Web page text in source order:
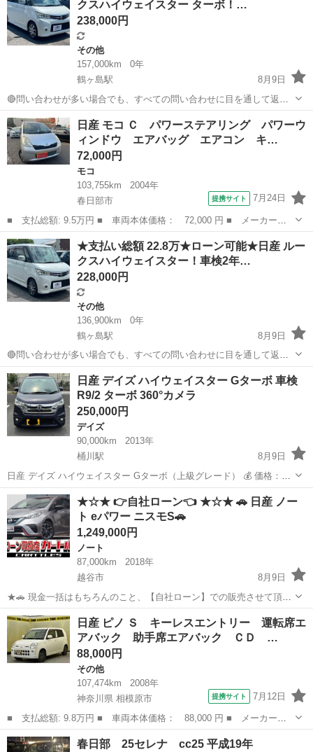
会社による審査...クスハイウェイスター ターボ！…
238,000円
その他
157,000km
0年
鶴ヶ島駅
8月9日
🔴問い合わせが多い場合でも、すべての問い合わせに目を通して返信
しておりますので、気にせずお気軽にお問い合わせください😊 ◆出品
番号◆ M6G0815 ◆支払い総額◆ 23.8万円 ローン可能！ 提携ローン
会社による審査...
埼玉 川越市 鶴ヶ島駅 その他
日産 モコ Ｃ パワーステアリング パワーウ
ィンドウ エアバッグ エアコン キ…
72,000円
モコ
103,755km
2004年
春日部市
提携サイト 7月24日
■ 支払総額: 9.5万円 ■ 車両本体価格： 72,000 円 ■ メーカー
名： 日産 ■ 車種名： モコ ■ グレード名： Ｃ パワーステア
リング パワーウィンドウ エアバッグ エアコン キーレス 社外
ナビ ＣＤ ＤＶ...
埼玉 春日部市 モコ
★支払い総額 22.8万★ローン可能★日産 ルー
クスハイウェイスター！車検2年…
228,000円
その他
136,900km
0年
鶴ヶ島駅
8月9日
🔴問い合わせが多い場合でも、すべての問い合わせに目を通して返信
しておりますので、気にせずお気軽にお問い合わせください😊 ◆出品
番号◆ M6G2950 ◆支払い総額◆ 22.8万円 ローン可能！ 提携ローン
会社による審査あ...
埼玉 川越市 鶴ヶ島駅 その他 車両
日産 デイズ ハイウェイスター Gターボ 車検
R9/2 ターボ 360°カメラ
250,000円
デイズ
90,000km
2013年
桶川駅
8月9日
日産 デイズ ハイウェイスター Gターボ（上級グレード） 💰 価格：
274000円 【車両情報】 ・メーカー：日産 ・車名：デイズ ・グレー
ド：ハイウェイスター Gターボ ・年式：平成25年（2013年） ・型
式：DBA...
埼玉 桶川市 桶川駅 デイズ エンジン
★☆★ 👉自社ローン👈 ★☆★ 🚗 日産 ノー
ト eパワー ニスモS🚗
1,249,000円
ノート
87,000km
2018年
越谷市
8月9日
★🚗 現金一括はもちろんのこと、【自社ローン】での販売させて頂い
ております！ 🚗★ " 買い方いろいろ！🎵 " " 安心安全な自社ローン中
古車販売！🎵🎵 " 【🏠カートルズ越谷店🏠】 【🚗 日産...
埼玉 越谷市 ノート カートルズ
日産 ピノ Ｓ キーレスエントリー 運転席エ
アバック 助手席エアバック ＣＤ …
88,000円
その他
107,474km
2008年
神奈川県 相模原市
提携サイト 7月12日
■ 支払総額: 9.8万円 ■ 車両本体価格： 88,000 円 ■ メーカー
名： 日産 ■ 車種名： ピノ ■ グレード名： Ｓ キーレスエン
トリー 運転席エアバック 助手席エアバック ＣＤ ＡＢＳ パワ
神奈川 相模原市 その他
春日部 25セレナ cc25 平成19年